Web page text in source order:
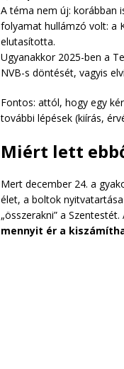
A téma nem új: korábban
folyamat hullámzó volt: a
elutasította.
Ugyanakkor 2025-ben a
NVB-s döntését, vagyis
Fontos: attól, hogy egy
további lépések (kiírás,
Miért lett
Mert december 24. a
élet, a boltok
„összerakni” a
mennyit ér a